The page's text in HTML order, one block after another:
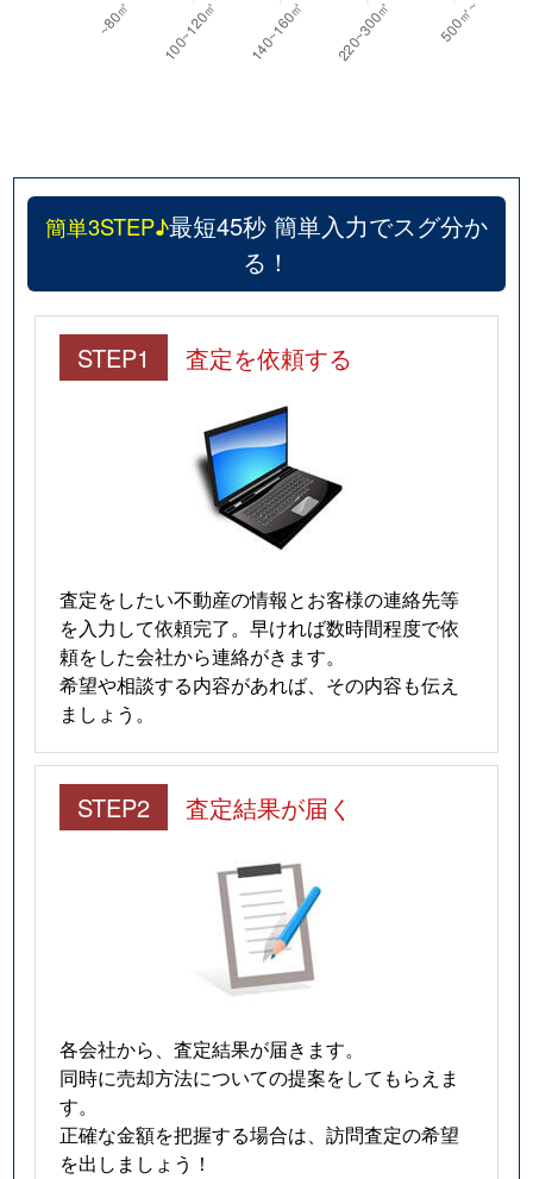
簡単3STEP♪最短45秒 簡単入力でスグ分か
る！
STEP1 査定を依頼する
査定をしたい不動産の情報とお客様の連絡先等
を入力して依頼完了。早ければ数時間程度で依
頼をした会社から連絡がきます。
希望や相談する内容があれば、その内容も伝え
ましょう。
STEP2 査定結果が届く
各会社から、査定結果が届きます。
同時に売却方法についての提案をしてもらえま
す。
正確な金額を把握する場合は、訪問査定の希望
を出しましょう！